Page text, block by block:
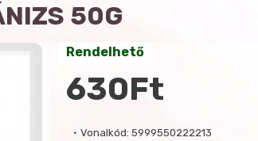
50G
Vonalkód: 5999550222213
Rendelhető
630Ft